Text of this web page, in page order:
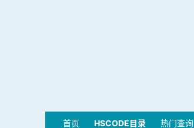
首页 HSCODE目录 热门查询